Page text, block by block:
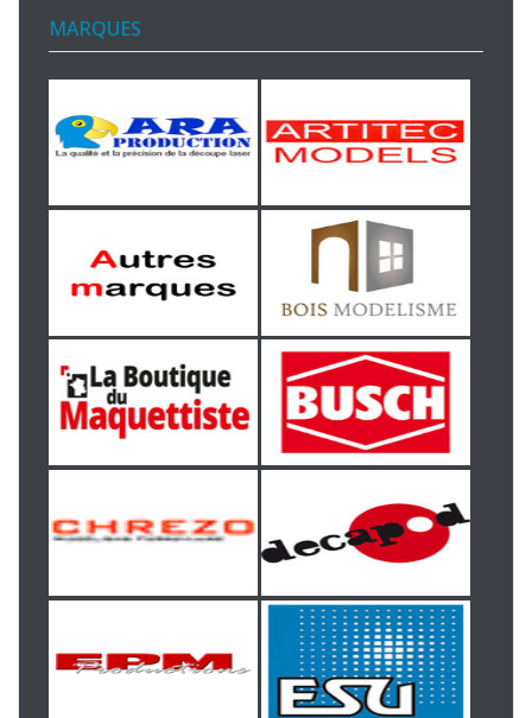
MARQUES